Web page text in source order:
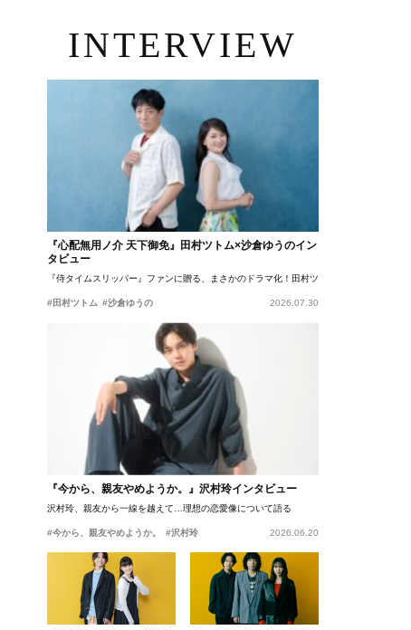
INTERVIEW
『心配無用ノ介 天下御免』田村ツトム×沙倉ゆうのイン
タビュー
『侍タイムスリッパー』ファンに贈る、まさかのドラマ化！田村ツトム×沙倉ゆうのが語
#田村ツトム #沙倉ゆうの 2026.07.30
『今から、親友やめようか。』沢村玲インタビュー
沢村玲、親友から一線を越えて…理想の恋愛像について語る
#今から、親友やめようか。 #沢村玲 2026.06.20